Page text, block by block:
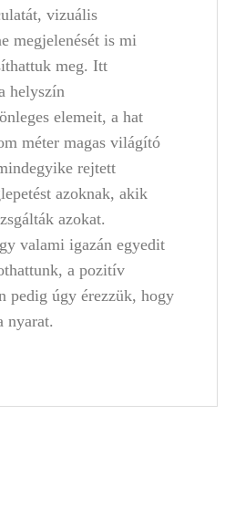
vizuális
megjelenését is mi
meg. Itt
helyszín
elemeit, a hat
méter magas világító
rejtett
azoknak, akik
azokat.
valami igazán egyedit
a pozitív
pedig úgy érezzük, hogy
nyarat.